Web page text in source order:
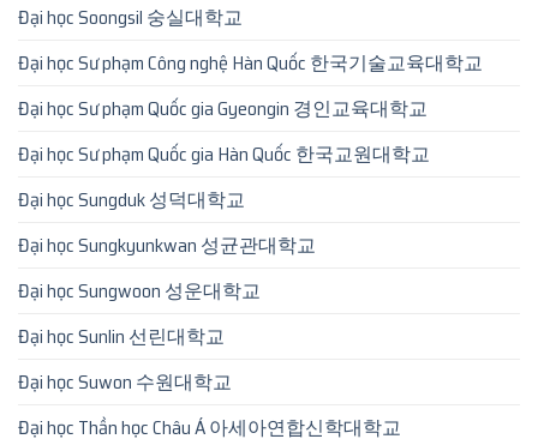
Đại học Soongsil 숭실대학교
Đại học Sư phạm Công nghệ Hàn Quốc 한국기술교육대학교
Đại học Sư phạm Quốc gia Gyeongin 경인교육대학교
Đại học Sư phạm Quốc gia Hàn Quốc 한국교원대학교
Đại học Sungduk 성덕대학교
Đại học Sungkyunkwan 성균관대학교
Đại học Sungwoon 성운대학교
Đại học Sunlin 선린대학교
Đại học Suwon 수원대학교
Đại học Thần học Châu Á 아세아연합신학대학교